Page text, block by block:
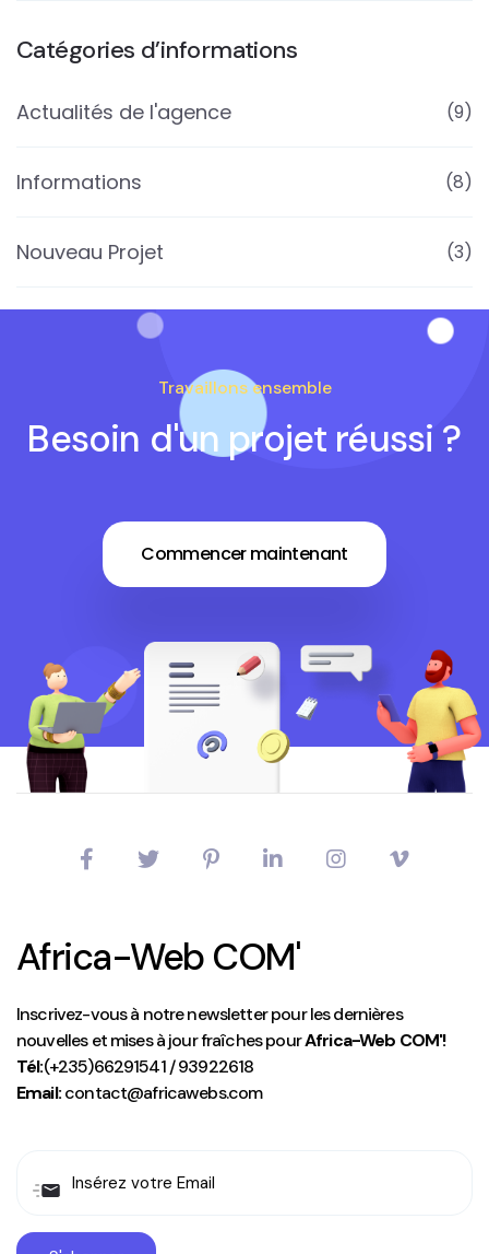
Catégories d’informations
Actualités de l'agence (9)
Informations (8)
Nouveau Projet (3)
Travaillons ensemble
Besoin d'un projet réussi ?
Commencer maintenant
Africa-Web COM'
Inscrivez-vous à notre newsletter pour les dernières
nouvelles et mises à jour fraîches pourAfrica-Web COM'!
Tél:(+235)66291541 / 93922618
Email:contact@africawebs.com